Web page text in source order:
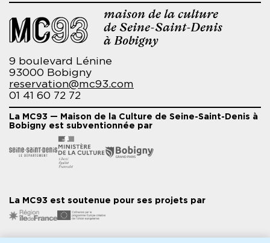
maison de la culture
de Seine-Saint-Denis
à Bobigny
9 boulevard Lénine
93000 Bobigny
reservation@mc93.com
01 41 60 72 72
La MC93 — Maison de la Culture de Seine-Saint-Denis à
Bobigny est subventionnée par
La MC93 est soutenue pour ses projets par